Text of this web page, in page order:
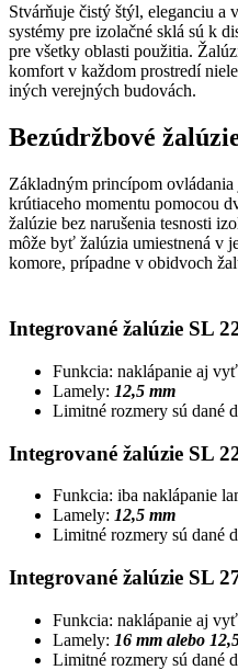
Stvárňuje čistý štýl, eleganciu a
systémy pre izolačné sklá sú k
pre všetky oblasti použitia.
komfort v každom prostredí
iných verejných budovách.
Bezúdržbové
Základným princípom ovládania
krútiaceho momentu pomocou
žalúzie bez narušenia tesnosti
môže byť žalúzia umiestnená v
komore, prípadne v obidvoch
Integrované žalúzie SL
Funkcia: naklápanie aj
Lamely: 12,5 mm
Limitné rozmery sú dané
Integrované žalúzie SL
Funkcia: iba naklápanie
Lamely: 12,5 mm
Limitné rozmery sú dané
Integrované žalúzie SL
Funkcia: naklápanie aj
Lamely: 16 mm alebo
Limitné rozmery sú dané